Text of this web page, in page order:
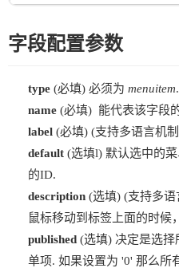
字段配置参数
type (必填) 必须为 menuitem.
name (必填) 能代表该字段
label (必填) (支持多语言机
default (选填l) 默认选中的
的ID.
description (选填) (支持多
鼠标移动到标签上面的时候
published (选填) 决定是选
单项. 如果设置为 '0' 那么所